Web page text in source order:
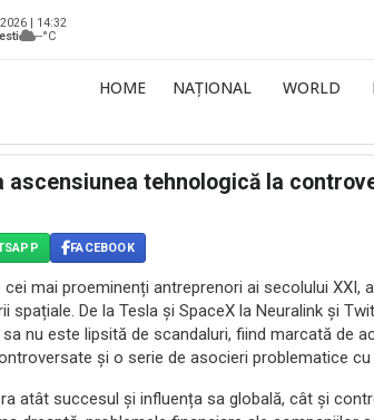
| 14:32
--°C
HOME NAȚIONAL WORLD
ascensiunea tehnologică la
FACEBOOK
cei mai proeminenți antreprenori ai secolului XXI,
spațiale. De la Tesla și SpaceX la Neuralink și
nu este lipsită de scandaluri, fiind marcată de
și o serie de asocieri problematice
atât succesul și influența sa globală, cât și